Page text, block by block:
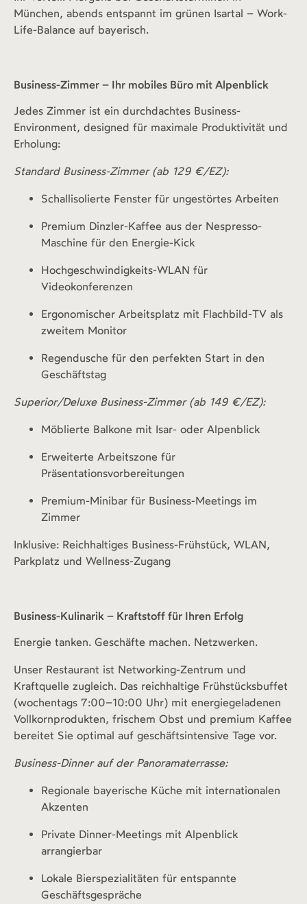
München, abends entspannt im grünen Isartal – Work-
Life-Balance auf bayerisch.
Business-Zimmer – Ihr mobiles Büro mit Alpenblick
Jedes Zimmer ist ein durchdachtes Business-
Environment, designed für maximale Produktivität und
Erholung:
Standard Business-Zimmer (ab 129 €/EZ):
Schallisolierte Fenster für ungestörtes Arbeiten
Premium Dinzler-Kaffee aus der Nespresso-
Maschine für den Energie-Kick
Hochgeschwindigkeits-WLAN für
Videokonferenzen
Ergonomischer Arbeitsplatz mit Flachbild-TV als
zweitem Monitor
Regendusche für den perfekten Start in den
Geschäftstag
Superior/Deluxe Business-Zimmer (ab 149 €/EZ):
Möblierte Balkone mit Isar- oder Alpenblick
Erweiterte Arbeitszone für
Präsentationsvorbereitungen
Premium-Minibar für Business-Meetings im
Zimmer
Inklusive: Reichhaltiges Business-Frühstück, WLAN,
Parkplatz und Wellness-Zugang
Business-Kulinarik – Kraftstoff für Ihren Erfolg
Energie tanken. Geschäfte machen. Netzwerken.
Unser Restaurant ist Networking-Zentrum und
Kraftquelle zugleich. Das reichhaltige Frühstücksbuffet
(wochentags 7:00–10:00 Uhr) mit energiegeladenen
Vollkornprodukten, frischem Obst und premium Kaffee
bereitet Sie optimal auf geschäftsintensive Tage vor.
Business-Dinner auf der Panoramaterrasse:
Regionale bayerische Küche mit internationalen
Akzenten
Private Dinner-Meetings mit Alpenblick
arrangierbar
Lokale Bierspezialitäten für entspannte
Geschäftsgespräche